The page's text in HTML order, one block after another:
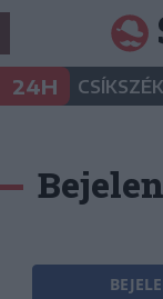
24H CSÍKSZÉK